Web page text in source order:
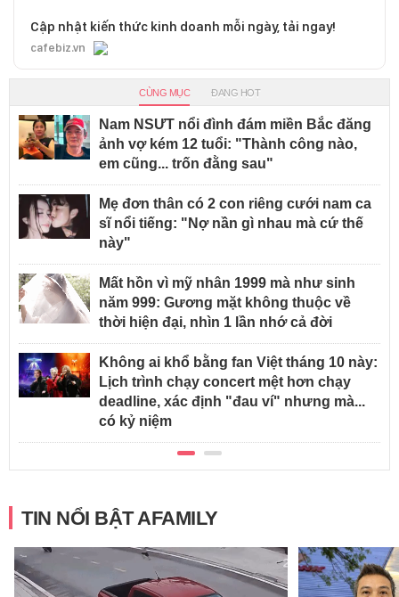
Cập nhật kiến thức kinh doanh mỗi ngày, tải ngay!
cafebiz.vn
CÙNG MỤC ĐANG HOT
Nam NSƯT nổi đình đám miền Bắc đăng
ảnh vợ kém 12 tuổi: "Thành công nào,
em cũng... trốn đằng sau"
Mẹ đơn thân có 2 con riêng cưới nam ca
sĩ nổi tiếng: "Nợ nần gì nhau mà cứ thế
này"
Mất hồn vì mỹ nhân 1999 mà như sinh
năm 999: Gương mặt không thuộc về
thời hiện đại, nhìn 1 lần nhớ cả đời
Không ai khổ bằng fan Việt tháng 10 này:
Lịch trình chạy concert mệt hơn chạy
deadline, xác định "đau ví" nhưng mà...
có kỷ niệm
TIN NỔI BẬT AFAMILY